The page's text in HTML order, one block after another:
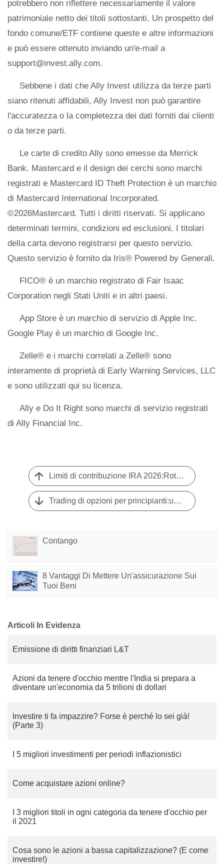
potrebbero non riflettere necessariamente il valore
patrimoniale netto dei titoli sottostanti. Un prospetto del
fondo comune/ETF contiene queste e altre informazioni
e può essere ottenuto inviando un'e-mail a
support@invest.ally.com.
Sebbene i dati che Ally Invest utilizza da terze parti
siano ritenuti affidabili, Ally Invest non può garantire
l'accuratezza o la completezza dei dati forniti dai clienti
o da terze parti.
Le carte di credito Ally sono emesse da Merrick
Bank. Mastercard e il design dei cerchi sono marchi
registrati e Mastercard ID Theft Protection è un marchio
di Mastercard International Incorporated.
©2026Mastercard. Tutti i diritti riservati. Si applicano
determinati termini, condizioni ed esclusioni. I titolari
della carta devono registrarsi per questo servizio.
Questo servizio è fornito da Iris® Powered by Generali.
FICO® è un marchio registrato di Fair Isaac
Corporation negli Stati Uniti e in altri paesi.
App Store è un marchio di servizio di Apple Inc.
Google Play è un marchio di Google Inc.
Zelle® e i marchi correlati a Zelle® sono
interamente di proprietà di Early Warning Services, LLC
e sono utilizzati qui su licenza.
Ally e Do It Right sono marchi di servizio registrati
di Ally Financial Inc.
Limiti di contribuzione IRA 2026:Roth vs. Tradizionale
Trading di opzioni per principianti:una guida completa per iniziare
Contango
8 Vantaggi Di Mettere Un'assicurazione Sui
Tuoi Beni
Articoli In Evidenza
Emissione di diritti finanziari L&T
Azioni da tenere d'occhio mentre l'India si prepara a
diventare un'economia da 5 trilioni di dollari
Investire ti fa impazzire? Forse è perché lo sei già!
(Parte 3)
I 5 migliori investimenti per periodi inflazionistici
Come acquistare azioni online?
I 3 migliori titoli in ogni categoria da tenere d'occhio per
il 2021
Cosa sono le azioni a bassa capitalizzazione? (E come
investire!)